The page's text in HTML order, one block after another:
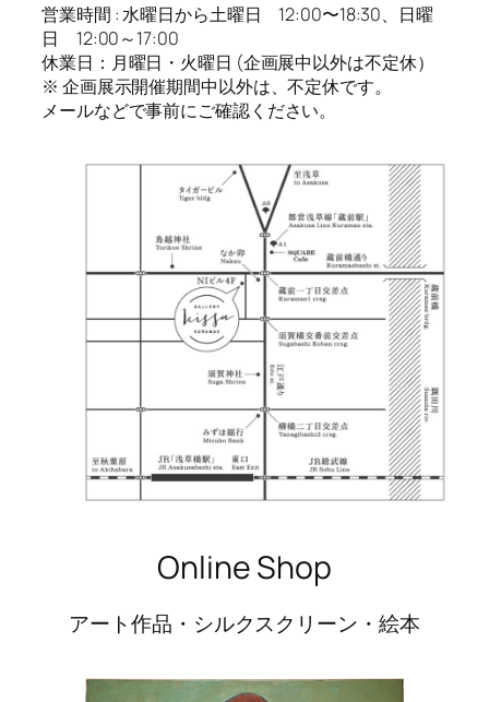
営業時間 : 水曜日から土曜日 12:00〜18:30、日曜
日 12:00～17:00
休業日：月曜日・火曜日 (企画展中以外は不定休）
※ 企画展示開催期間中以外は、不定休です。
メールなどで事前にご確認ください。
Online Shop
アート作品・シルクスクリーン・絵本